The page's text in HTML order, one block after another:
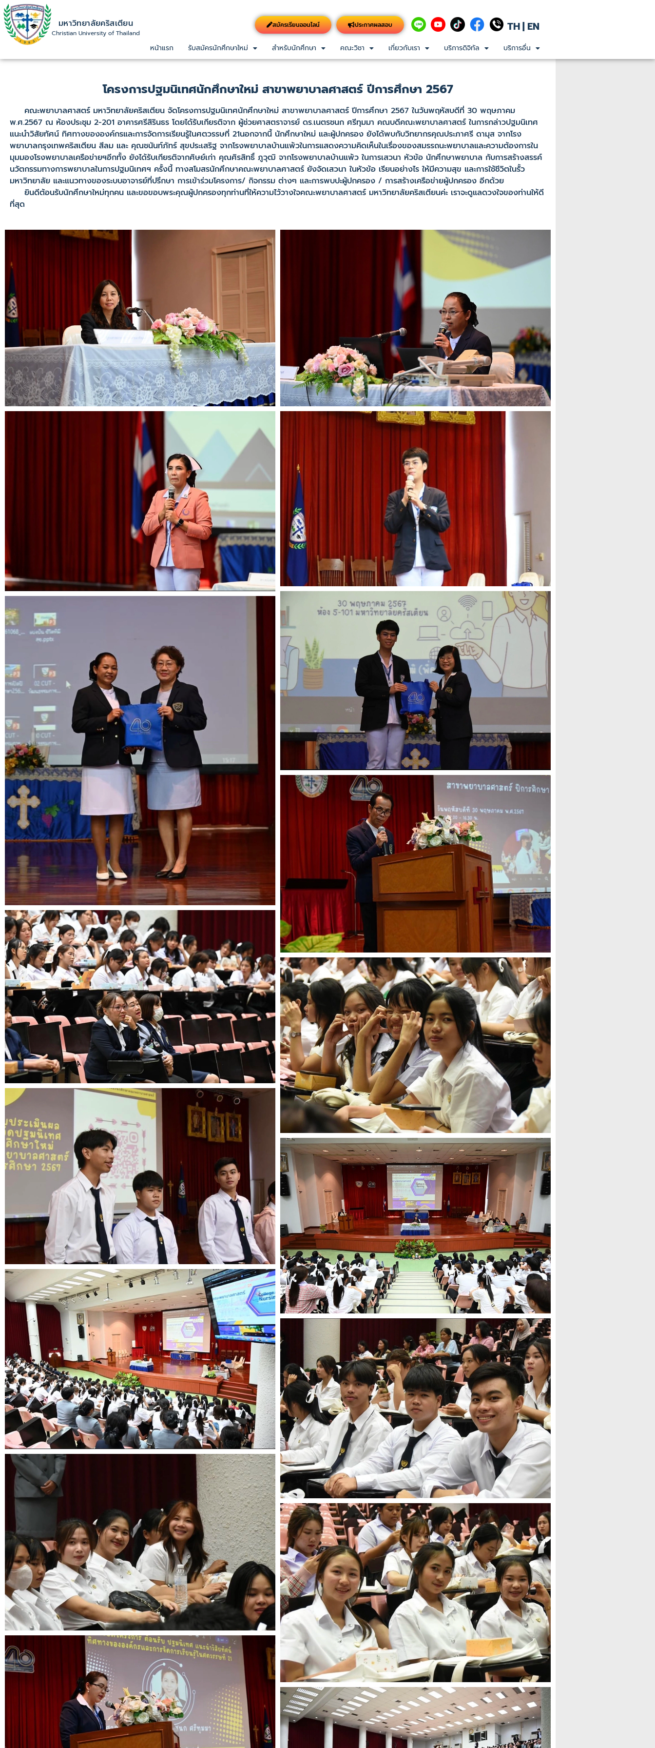
มหาวิทยาลัยคริสเตียน
Christian University of Thailand
สมัครเรียนออนไลน์ ประกาศผลสอบ TH| EN
หน้าแรก รับสมัครนักศึกษาใหม่ สำหรับนักศึกษา คณะวิชา เกี่ยวกับเรา บริการดิจิทัล บริการอื่น
โครงการปฐมนิเทศนักศึกษาใหม่ สาขาพยาบาลศาสตร์ ปีการศึกษา 2567
คณะพยาบาลศาสตร์ มหาวิทยาลัยคริสเตียน จัดโครงการปฐมนิเทศนักศึกษาใหม่ สาขาพยาบาลศาสตร์ ปีการศึกษา 2567 ในวันพฤหัสบดีที่ 30 พฤษภาคม
พ.ศ.2567 ณ ห้องประชุม 2-201 อาคารศรีสิรินธร โดยได้รับเกียรติจาก ผู้ช่วยศาสตราจารย์ ดร.เนตรชนก ศรีทุมมา คณบดีคณะพยาบาลศาสตร์ ในการกล่าวปฐมนิเทศ
แนะนำวิสัยทัศน์ ทิศทางขององค์กรและการจัดการเรียนรู้ในศตวรรษที่ 21นอกจากนี้ นักศึกษาใหม่ และผู้ปกครอง ยังได้พบกับวิทยากรคุณประภาศรี ดามุส จากโรง
พยาบาลกรุงเทพคริสเตียน สีลม และ คุณชนันท์ภัทร์ สุขประเสริฐ จากโรงพยาบาลบ้านแพ้วในการแสดงความคิดเห็นในเรื่องของสมรรถนะพยาบาลและความต้องการใน
มุมมองโรงพยาบาลเครือข่ายฯอีกทั้ง ยังได้รับเกียรติจากศิษย์เก่า คุณศิรสิทธิ์ ภูวุฒิ จากโรงพยาบาลบ้านแพ้ว ในการเสวนา หัวข้อ นักศึกษาพยาบาล กับการสร้างสรรค์
นวัตกรรมทางการพยาบาลในการปฐมนิเทศฯ ครั้งนี้ ทางสโมสรนักศึกษาคณะพยาบาลศาสตร์ ยังจัดเสวนา ในหัวข้อ เรียนอย่างไร ให้มีความสุข และการใช้ชีวิตในรั้ว
มหาวิทยาลัย และแนวทางของระบบอาจารย์ที่ปรึกษา การเข้าร่วมโครงการ/ กิจกรรม ต่างๆ และการพบปะผู้ปกครอง / การสร้างเครือข่ายผู้ปกครอง อีกด้วย
ยินดีต้อนรับนักศึกษาใหม่ทุกคน และขอขอบพระคุณผู้ปกครองทุกท่านที่ให้ความไว้วางใจคณะพยาบาลศาสตร์ มหาวิทยาลัยคริสเตียนค่ะ เราจะดูแลดวงใจของท่านให้ดี
ที่สุด